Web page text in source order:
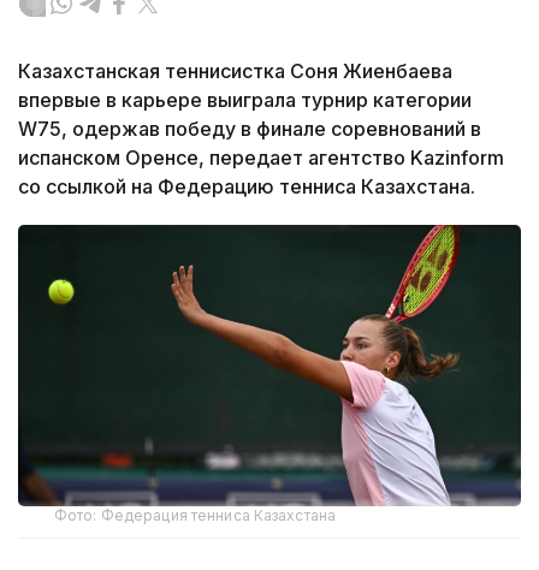
Казахстанская теннисистка Соня Жиенбаева
впервые в карьере выиграла турнир категории
W75, одержав победу в финале соревнований в
испанском Оренсе, передает агентство Kazinform
со ссылкой на Федерацию тенниса Казахстана.
Фото: Федерация тенниса Казахстана